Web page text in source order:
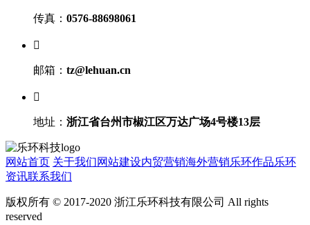
传真： 0576-88698061

邮箱： tz@lehuan.cn

地址： 浙江省台州市椒江区万达广场4号楼13层
网站首页 关于我们网站建设内贸营销海外营销乐环作品乐环
资讯联系我们
版权所有 © 2017-2020 浙江乐环科技有限公司 All rights
reserved